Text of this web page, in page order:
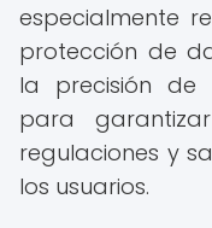
especialmente
protección de
la precisión de
para
regulaciones y
los usuarios.